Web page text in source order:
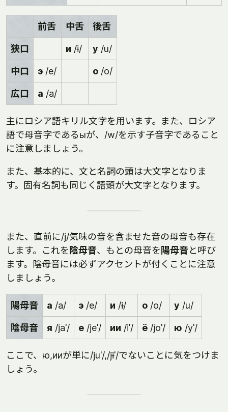
前舌 中舌 後舌
狭口 и /ɨ/ у /u/
中口 э /e/ о /o/
広口 а /a/
主にロシア語キリル文字を用います。また、ロシア
語で母音字であるыが、/w/を示す子音字であること
に注意しましょう。
また、基本的に、文と名詞の頭は大文字となりま
す。固有名詞も同じく語頭が大文字となります。
また、直前に/j/気味の音を含ませた音の母音も存在
します。これを 陰母音、もとの母音を 陽母音と呼び
ます。陰母音には必ずアクセントが付くことに注意
しましょう。
陽母音 а /a/ э /e/ и /ɨ/ о /o/ у /u/
陰母音 я /jaˈ/ е /jeˈ/ ии /iˈ/ ё /joˈ/ ю /yˈ/
ここで、ю,ииが単に/juˈ/,/jɨˈ/でないことに気をつけま
しょう。